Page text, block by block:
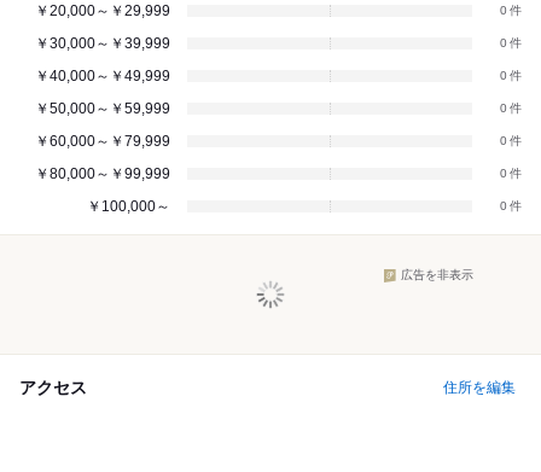
￥20,000～￥29,999 0
￥30,000～￥39,999 0
￥40,000～￥49,999 0
￥50,000～￥59,999 0
￥60,000～￥79,999 0
￥80,000～￥99,999 0
￥100,000～ 0
広告を非表示
アクセス 住所を編集